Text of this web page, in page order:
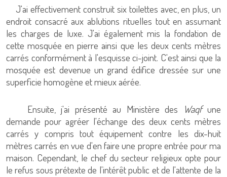
J'ai effectivement construit six toilettes avec, en plus, un
endroit consacré aux ablutions rituelles tout en assumant
les charges de luxe. J'ai également mis la fondation de
cette mosquée en pierre ainsi que les deux cents mètres
carrés conformément à l'esquisse ci-joint. C'est ainsi que la
mosquée est devenue un grand édifice dressée sur une
superficie homogène et mieux aérée.
Ensuite, j'ai présenté au Ministère des Waqfune
demande pour agréer l'échange des deux cents mètres
carrés y compris tout équipement contre les dix-huit
mètres carrés en vue d'en faire une propre entrée pour ma
maison. Cependant, le chef du secteur religieux opte pour
le refus sous prétexte de l'intérêt public et de l'attente de la